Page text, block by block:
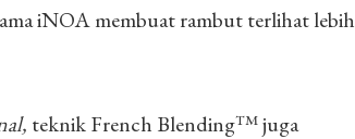
iNOA membuat rambut terlihat lebih
teknik French Blending™ juga